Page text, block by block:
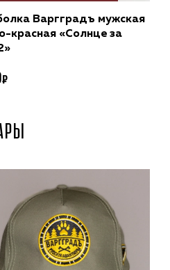
Варгградъ мужская
красная «Солнце за